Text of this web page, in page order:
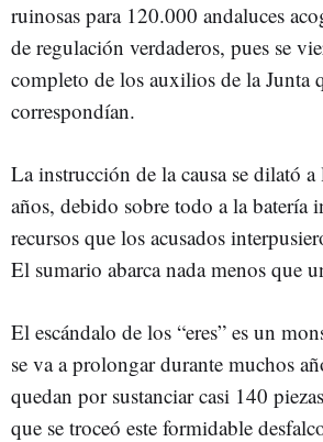
ruinosas para 120.000 andaluces
de regulación verdaderos, pues se
completo de los auxilios de la Junta
correspondían.
La instrucción de la causa se dilató
años, debido sobre todo a la batería
recursos que los acusados
El sumario abarca nada menos que
El escándalo de los “eres” es un
se va a prolongar durante muchos
quedan por sustanciar casi 140
que se troceó este formidable